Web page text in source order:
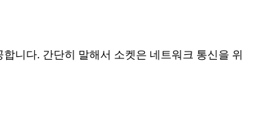
니다. 간단히 말해서 소켓은 네트워크 통신을 위